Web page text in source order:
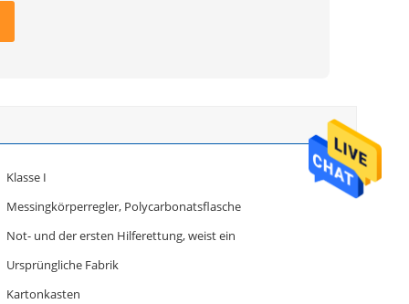
Klasse I
Messingkörperregler, Polycarbonatsflasche
Not- und der ersten Hilferettung, weist ein
Ursprüngliche Fabrik
Kartonkasten